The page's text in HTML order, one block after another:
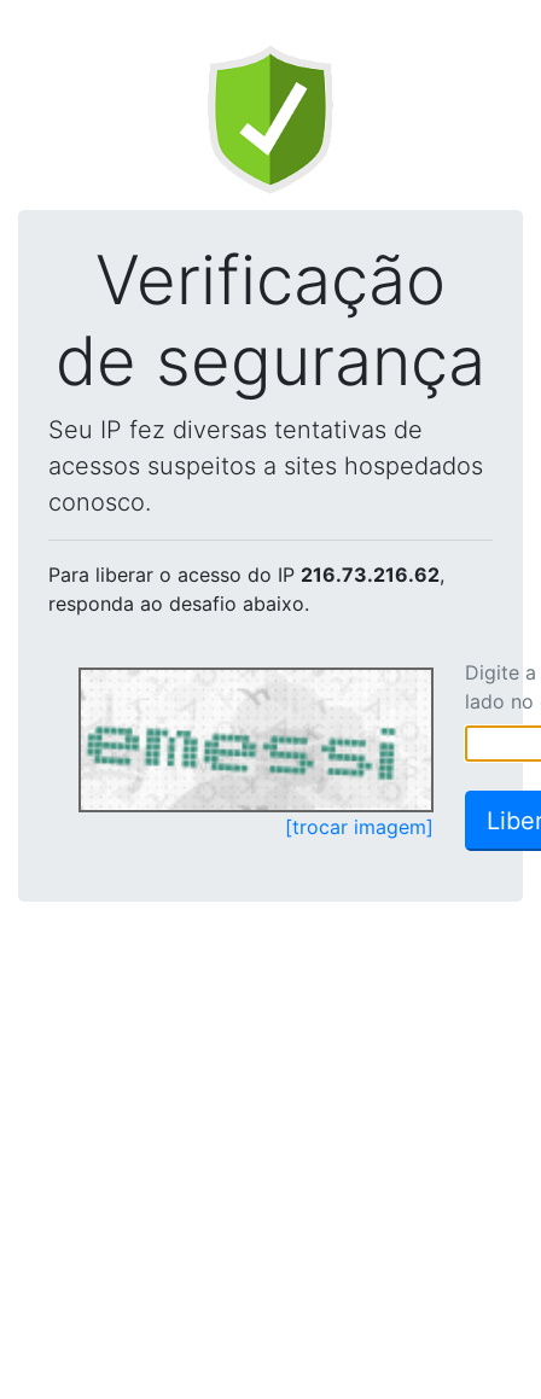
Verificação
de segurança
Seu IP fez diversas tentativas de
acessos suspeitos a sites hospedados
conosco.
Para liberar o acesso do IP 216.73.216.62,
responda ao desafio abaixo.
[trocar imagem]
Digite
lado no